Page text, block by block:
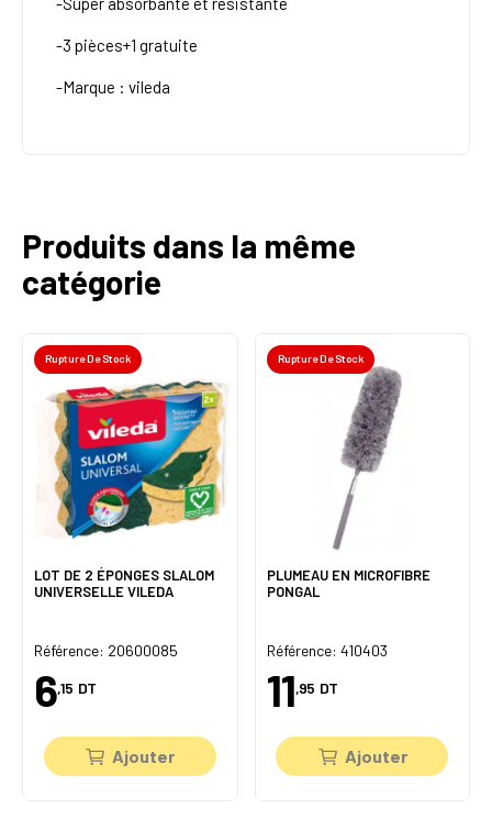
-3 pièces+1 gratuite
-Marque : vileda
Produits dans la même
catégorie
Rupture De Stock
LOT DE 2 ÉPONGES SLALOM
UNIVERSELLE VILEDA
Référence: 20600085
6,15 DT
Ajouter
Rupture De Stock
PLUMEAU EN MICROFIBRE
PONGAL
Référence: 410403
11,95 DT
Ajouter